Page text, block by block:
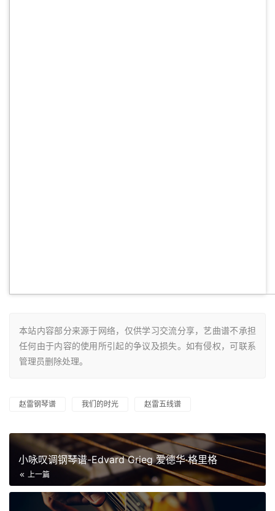
本站内容部分来源于网络，仅供学习交流分享，艺曲谱不承担
任何由于内容的使用所引起的争议及损失。如有侵权，可联系
管理员删除处理。
赵雷钢琴谱 我们的时光 赵雷五线谱
小咏叹调钢琴谱-Edvard Grieg 爱德华·格里格
上一篇